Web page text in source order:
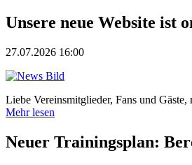
Unsere neue Website ist
27.07.2026 16:00
Liebe Vereinsmitglieder, Fans und
Mehr lesen
Neuer Trainingsplan: